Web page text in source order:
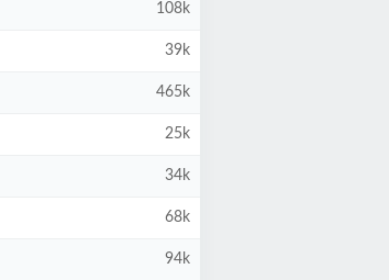
108k
39k
465k
25k
34k
68k
94k